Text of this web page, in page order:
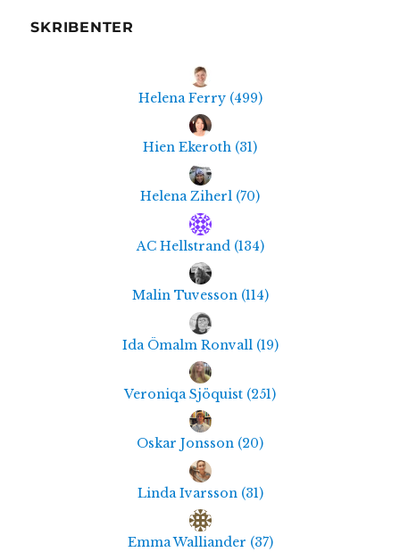
SKRIBENTER
Helena Ferry (499)
Hien Ekeroth (31)
Helena Ziherl (70)
AC Hellstrand (134)
Malin Tuvesson (114)
Ida Ömalm Ronvall (19)
Veroniqa Sjöquist (251)
Oskar Jonsson (20)
Linda Ivarsson (31)
Emma Walliander (37)